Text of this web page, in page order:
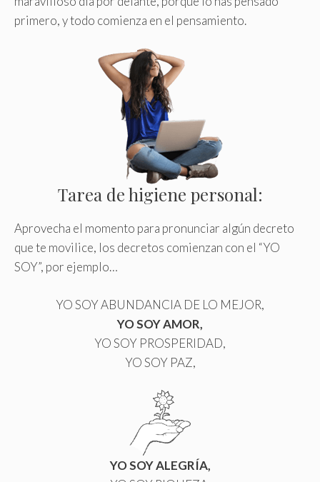
primero, y todo comienza en el pensamiento.
Tarea de higiene personal:
Aprovecha el momento para pronunciar algún decreto
que te movilice, los decretos comienzan con el “YO
SOY”, por ejemplo…
YO SOY ABUNDANCIA DE LO MEJOR,
YO SOY AMOR,
YO SOY PROSPERIDAD,
YO SOY PAZ,
YO SOY ALEGRÍA,